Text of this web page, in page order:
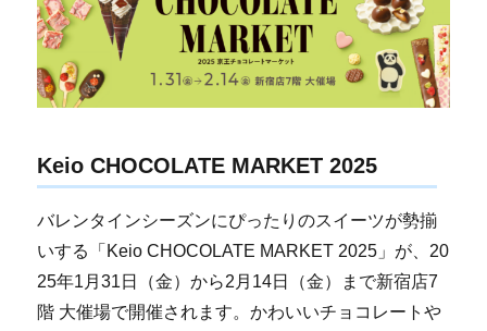
Keio CHOCOLATE MARKET 2025
バレンタインシーズンにぴったりのスイーツが勢揃
いする「Keio CHOCOLATE MARKET 2025」が、20
25年1月31日（金）から2月14日（金）まで新宿店7
階 大催場で開催されます。かわいいチョコレートや